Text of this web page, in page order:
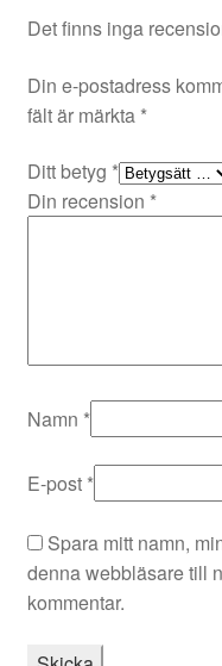
Det finns inga
Din e-postadress
fält är märkta *
Ditt betyg *
Din recension *
Namn *
E-post *
Spara mitt namn,
denna webbläsare till
kommentar.